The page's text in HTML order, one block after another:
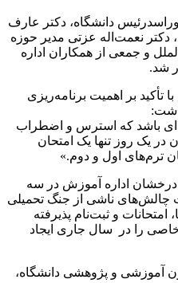
دانشگاه، دکتر عارف
نعمت‌اله عزتی مدیر حوزه
و جمعی از همکاران اداره
شد.
تأکید بر اهمیت برنامه‌ریزی
باشد که استرس و اضطراب
در یک روز تنها یک امتحان
ترم‌های اول و دوم.»
درخشان اداره آموزش در سه
ناشی از جنگ تحمیلی
امتحانات و ثبت‌نام‌ پذیرفته
را در سال جاری ایجاد
آموزشی و پژوهشی دانشگاه،